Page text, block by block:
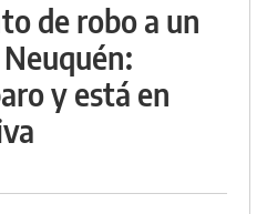
de robo a un
y está en